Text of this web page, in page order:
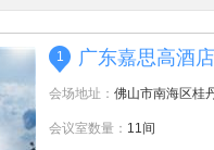
1 广东嘉思高酒店
会场地址： 佛山市南海区桂
会议室数量： 11间